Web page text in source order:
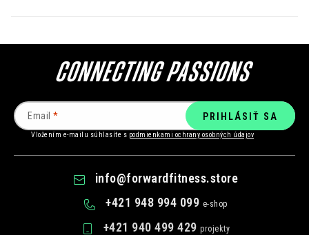
Email
Vložením e-mailu súhlasíte s podmienkami ochrany osobných údajov
PRIHLÁSIŤ SA
info@forwardfitness.store
+421 948 994 099
+421 940 499 429